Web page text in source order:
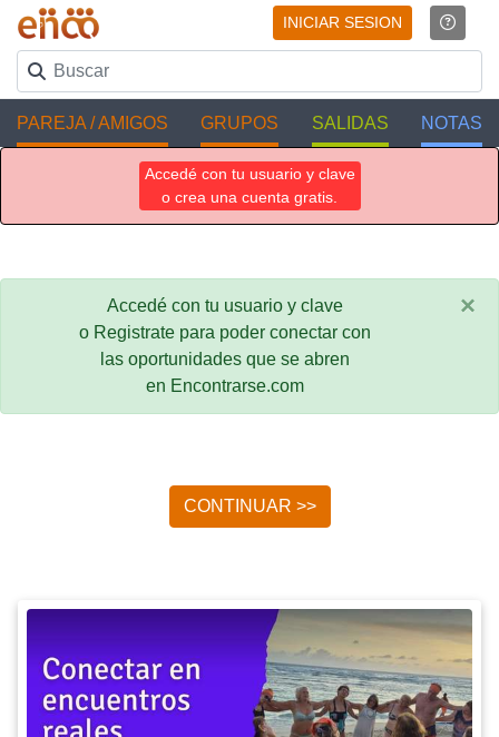
INICIAR SESION
PAREJA / AMIGOS GRUPOS SALIDAS NOTAS
Accedé con tu usuario y clave
o crea una cuenta gratis.
Accedé con tu usuario y clave
o Registrate para poder conectar con
las oportunidades que se abren
en Encontrarse.com
×
CONTINUAR >>